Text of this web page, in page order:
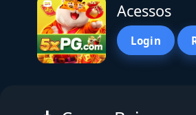
Acessos
Login